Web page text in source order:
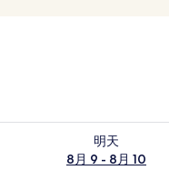
明天
8月 9 - 8月 10
明天 (8月 9 - 8月 10) 的